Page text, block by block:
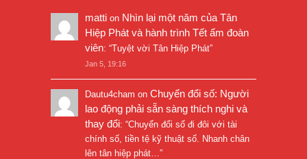
matti on Nhìn lại một năm của Tân
Hiệp Phát và hành trình Tết ấm đoàn
viên: “Tuyệt vời Tân Hiệp Phát”
Jan 5, 19:16
Dautu4cham on Chuyển đổi số: Người
lao động phải sẵn sàng thích nghi và
thay đổi: “Chuyển đổi số đi đôi với tài
chính số, tiền tệ kỹ thuật số. Nhanh chân
lên tân hiệp phát… ”